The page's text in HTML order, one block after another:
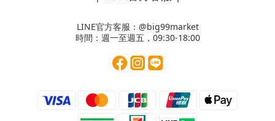
LINE官方客服： @big99market
時間：週一至週五，09:30-18:00